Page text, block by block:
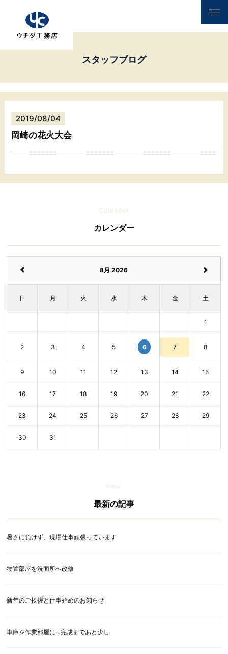
スタッフブログ
2019/08/04
岡崎の花火大会
Calender
カレンダー
8月 2026
日 月 火 水 木 金 土
1
2 3 4 5 6 7 8
9 10 11 12 13 14 15
16 17 18 19 20 21 22
23 24 25 26 27 28 29
30 31
New
最新の記事
暑さに負けず、現場仕事頑張っています
物置部屋を洗面所へ改修
新年のご挨拶と仕事始めのお知らせ
車庫を作業部屋に…完成まであと少し